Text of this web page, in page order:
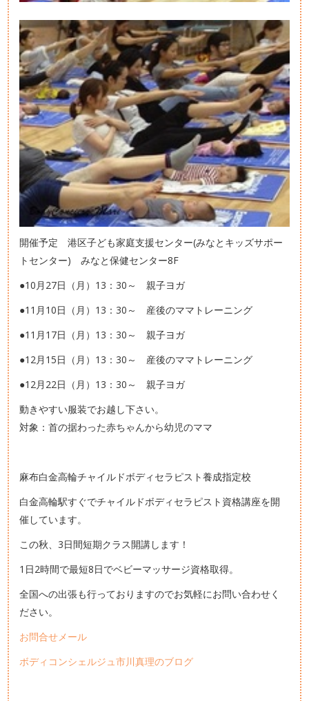
開催予定 港区子ども家庭支援センター(みなとキッズサポー
トセンター) みなと保健センター8F
●10月27日（月）13：30～ 親子ヨガ
●11月10日（月）13：30～ 産後のママトレーニング
●11月17日（月）13：30～ 親子ヨガ
●12月15日（月）13：30～ 産後のママトレーニング
●12月22日（月）13：30～ 親子ヨガ
動きやすい服装でお越し下さい。
対象：首の据わった赤ちゃんから幼児のママ
麻布白金高輪チャイルドボディセラピスト養成指定校
白金高輪駅すぐでチャイルドボディセラピスト資格講座を開
催しています。
この秋、3日間短期クラス開講します！
1日2時間で最短8日でベビーマッサージ資格取得。
全国への出張も行っておりますのでお気軽にお問い合わせく
ださい。
お問合せメール
ボディコンシェルジュ市川真理のブログ